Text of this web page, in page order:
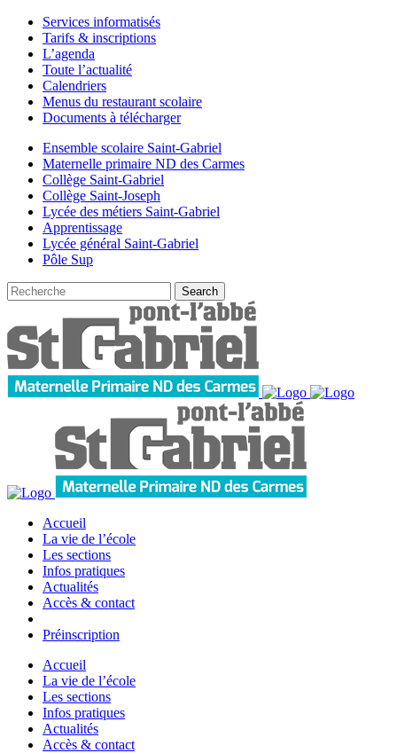
Services informatisés
Tarifs & inscriptions
L’agenda
Toute l’actualité
Calendriers
Menus du restaurant scolaire
Documents à télécharger
Ensemble scolaire Saint-Gabriel
Maternelle primaire ND des Carmes
Collège Saint-Gabriel
Collège Saint-Joseph
Lycée des métiers Saint-Gabriel
Apprentissage
Lycée général Saint-Gabriel
Pôle Sup
Accueil
La vie de l’école
Les sections
Infos pratiques
Actualités
Accès & contact
Préinscription
Accueil
La vie de l’école
Les sections
Infos pratiques
Actualités
Accès & contact